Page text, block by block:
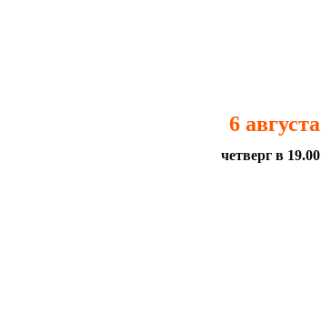
6 августа
четверг в 19.00